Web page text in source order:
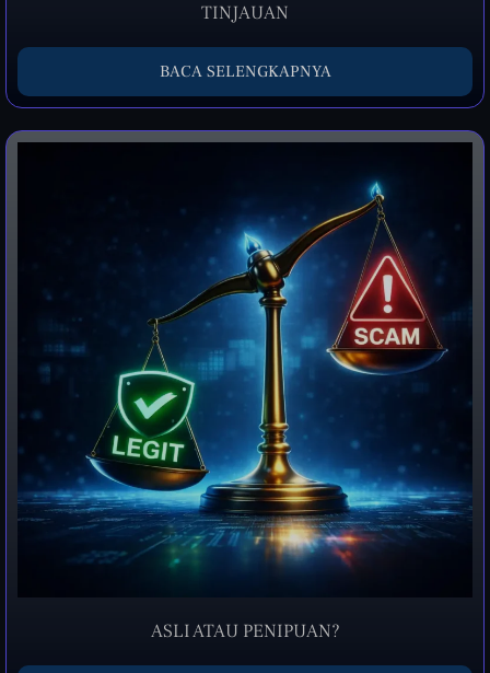
TINJAUAN
BACA SELENGKAPNYA
ASLI ATAU PENIPUAN?